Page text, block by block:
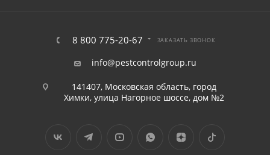
8 800 775-20-67 ЗАКАЗАТЬ ЗВОНОК
info@pestcontrolgroup.ru
141407, Московская область, город
Химки, улица Нагорное шоссе, дом №2